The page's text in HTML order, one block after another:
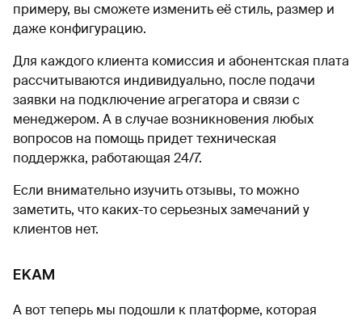
примеру, вы сможете изменить её стиль, размер и
даже конфигурацию.
Для каждого клиента комиссия и абонентская плата
рассчитываются индивидуально, после подачи
заявки на подключение агрегатора и связи с
менеджером. А в случае возникновения любых
вопросов на помощь придет техническая
поддержка, работающая 24/7.
Если внимательно изучить отзывы, то можно
заметить, что каких-то серьезных замечаний у
клиентов нет.
EKAM
А вот теперь мы подошли к платформе, которая